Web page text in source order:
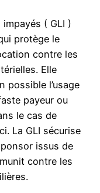
impayés ( GLI )
protège le
contre les
Elle
possible l’usage
payeur ou
le cas de
La GLI sécurise
issus de
contre les